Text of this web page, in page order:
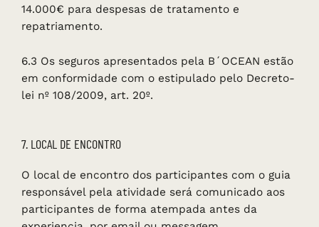
14.000€ para despesas de tratamento e
repatriamento.
6.3 Os seguros apresentados pela B´OCEAN estão
em conformidade com o estipulado pelo Decreto-
lei nº 108/2009, art. 20º.
7. LOCAL DE ENCONTRO
O local de encontro dos participantes com o guia
responsável pela atividade será comunicado aos
participantes de forma atempada antes da